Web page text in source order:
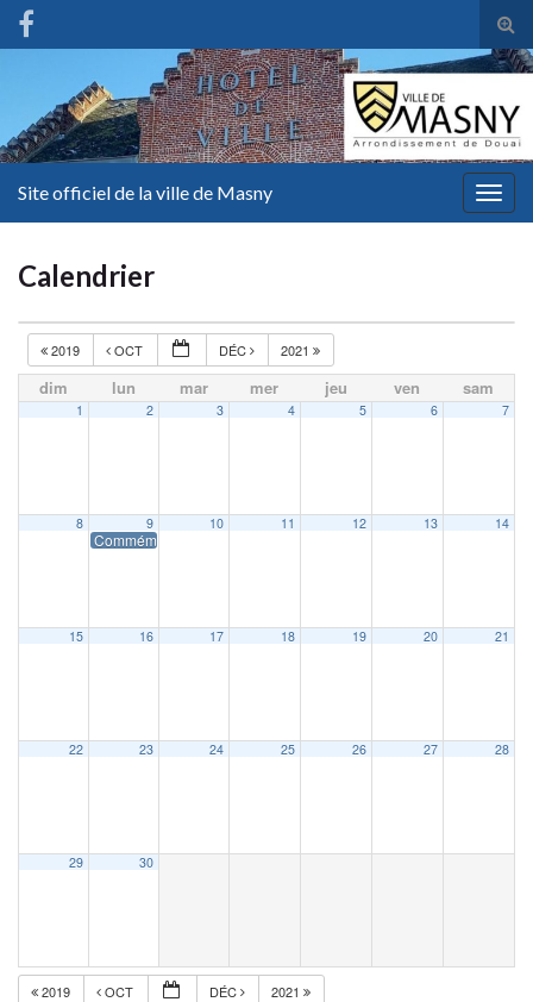
Site officiel de la ville de Masny
Calendrier
2019 OCT DÉC 2021
dim lun mar mer jeu ven sam
1 2 3 4 5 6 7
8 9
Commémoration du 11 novembre
10 11 12 13 14
15 16 17 18 19 20 21
22 23 24 25 26 27 28
29 30
2019 OCT DÉC 2021